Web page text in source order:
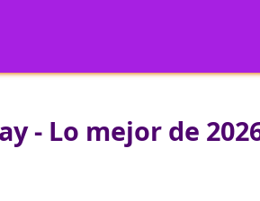
- Lo mejor de